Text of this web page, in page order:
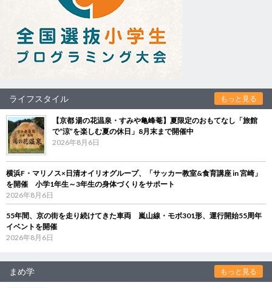
ライフスタイル もっと見る
【京都 湯の花温泉・すみや亀峰菴】夏限定のおもてなし「旅館
で“涼”を楽しむ夏の休日」8月末まで開催中
2026年8月6日
横浜F・マリノス×日清オイリオグループ、「サッカー教室&食育講座 in 宮崎」
を開催 小学1年生～3年生の身体づくりをサポート
2026年8月6日
55年間、京の街を走り続けてきた車両 嵐山線・モボ301形、運行開始55周年
イベントを開催
2026年8月6日
まめ学 もっと見る